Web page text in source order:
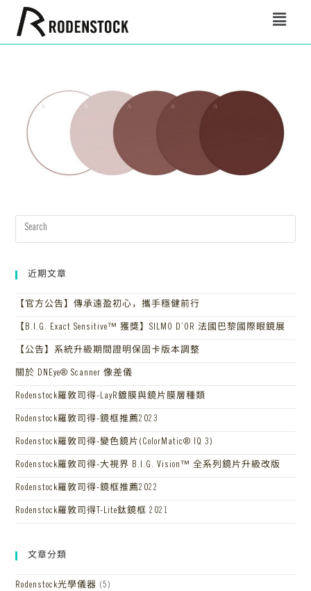
近期文章
【官方公告】傳承遠盈初心，攜手穩健前行
【B.I.G. Exact Sensitive™ 獲獎】SILMO D’OR 法國巴黎國際眼鏡展
【公告】系統升級期間證明保固卡版本調整
關於 DNEye® Scanner 像差儀
Rodenstock羅敦司得-LayR鍍膜與鏡片膜層種類
Rodenstock羅敦司得-鏡框推薦2023
Rodenstock羅敦司得-變色鏡片(ColorMatic® IQ 3)
Rodenstock羅敦司得-大視界 B.I.G. Vision™ 全系列鏡片升級改版
Rodenstock羅敦司得-鏡框推薦2022
Rodenstock羅敦司得T-Lite鈦鏡框 2021
文章分類
Rodenstock光學儀器 (5)